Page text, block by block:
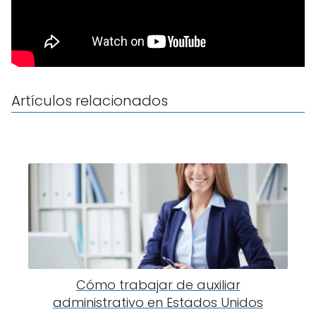
Artículos relacionados
Cómo trabajar de auxiliar
administrativo en Estados Unidos